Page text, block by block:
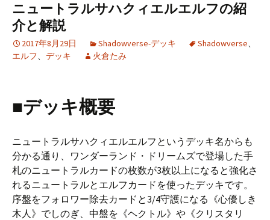
ニュートラルサハクィエルエルフの紹
介と解説
2017年8月29日 Shadowverse-デッキ Shadowverse、
エルフ、 デッキ 火倉たみ
■デッキ概要
ニュートラルサハクィエルエルフというデッキ名からも
分かる通り、ワンダーランド・ドリームズで登場した手
札のニュートラルカードの枚数が3枚以上になると強化さ
れるニュートラルとエルフカードを使ったデッキです。
序盤をフォロワー除去カードと3/4守護になる《心優しき
木人》でしのぎ、中盤を《ヘクトル》や《クリスタリ